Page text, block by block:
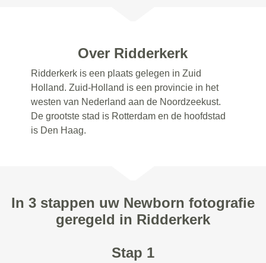
Over Ridderkerk
Ridderkerk is een plaats gelegen in Zuid
Holland. Zuid-Holland is een provincie in het
westen van Nederland aan de Noordzeekust.
De grootste stad is Rotterdam en de hoofdstad
is Den Haag.
In 3 stappen uw Newborn fotografie
geregeld in Ridderkerk
Stap 1